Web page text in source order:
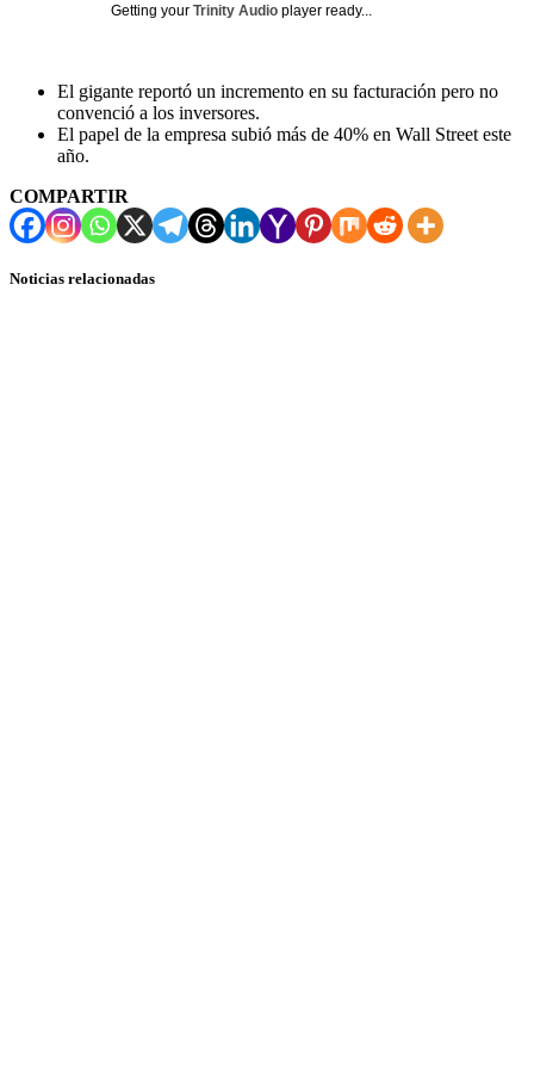
Getting your Trinity Audio player ready...
El gigante reportó un incremento en su facturación pero no
convenció a los inversores.
El papel de la empresa subió más de 40% en Wall Street este
año.
COMPARTIR
Noticias relacionadas